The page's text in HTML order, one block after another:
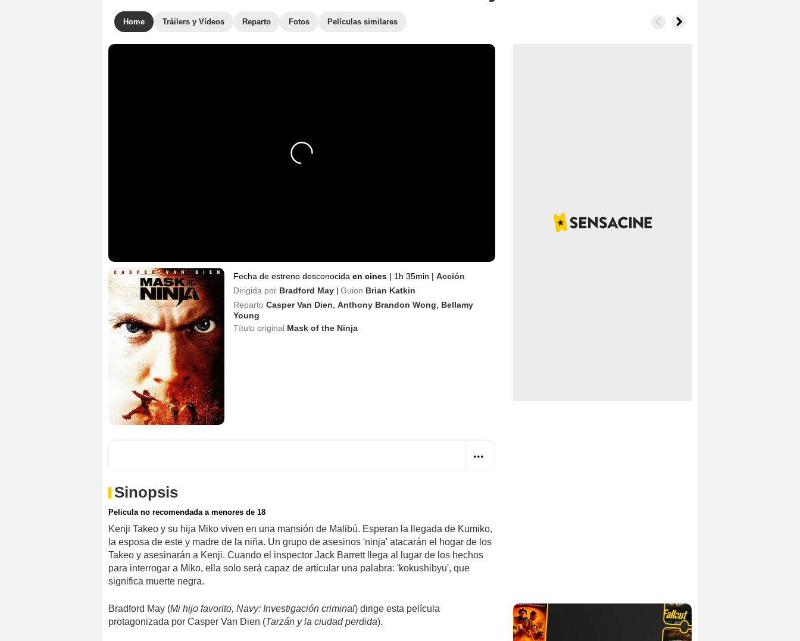
Home Tráilers y Vídeos Reparto Fotos Películas similares
Fecha de estreno desconocida en cines | 1h 35min | Acción
Dirigida por Bradford May | Guion Brian Katkin
Reparto Casper Van Dien Anthony Brandon Wong
Bellamy
Young
Título original Mask of the Ninja
Sinopsis
Pelicula no recomendada a menores de 18
Kenji Takeo y su hija Miko viven en una mansión de Malibú. Esperan la llegada de Kumiko,
la esposa de este y madre de la niña. Un grupo de asesinos 'ninja' atacarán el hogar de los
Takeo y asesinarán a Kenji. Cuando el inspector Jack Barrett llega al lugar de los hechos
para interrogar a Miko, ella solo será capaz de articular una palabra: 'kokushibyu', que
significa muerte negra.
Bradford May (Mi hijo favorito, Navy: Investigación criminal) dirige esta película
protagonizada por Casper Van Dien (Tarzán y la ciudad perdida).